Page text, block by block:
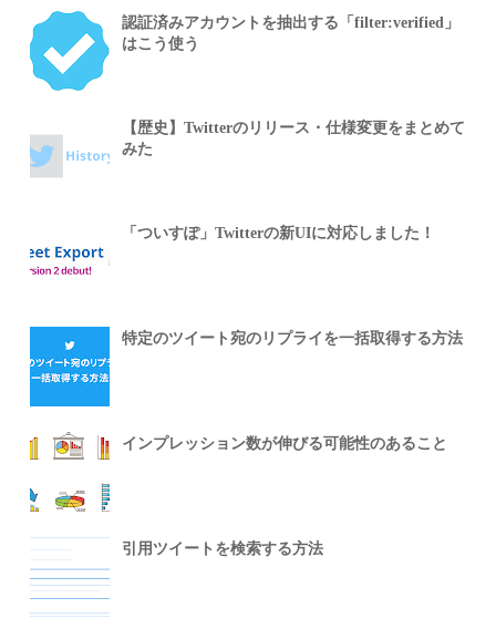
認証済みアカウントを抽出する「filter:verified」
はこう使う
【歴史】Twitterのリリース・仕様変更をまとめて
みた
「ついすぽ」Twitterの新UIに対応しました！
特定のツイート宛のリプライを一括取得する方法
インプレッション数が伸びる可能性のあること
引用ツイートを検索する方法